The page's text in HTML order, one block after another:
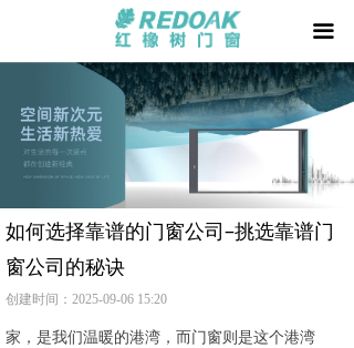
끀
窗 +
阳光房 +
我要加盟
品牌天地
用户家园
家，是我们温暖的港湾，而门窗则是这个港湾
如何选择靠谱的门窗公司–挑选靠谱门
窗公司的秘诀
创建时间： 2025-09-06 15:20